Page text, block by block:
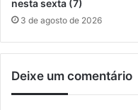
g
a
a
ê
n
nesta sexta (7)
3 de agosto de 2026
Deixe um comentário